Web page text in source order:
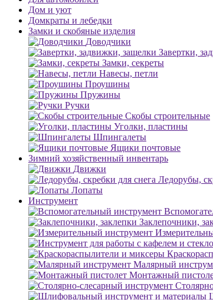
Дом и уют
Домкраты и лебедки
Замки и скобяные изделия
Доводчики
Завертки,
Замки, секреты
Навесы, петли
Проушины
Пружины
Ручки
Скобы строительные
Уголки, пластины
Шпингалеты
Ящики почтовые
Зимний хозяйственный инвентарь
Движки
Ледорубы,
Лопаты
Инструмент
Заклепочники,
Малярный
Монтажный